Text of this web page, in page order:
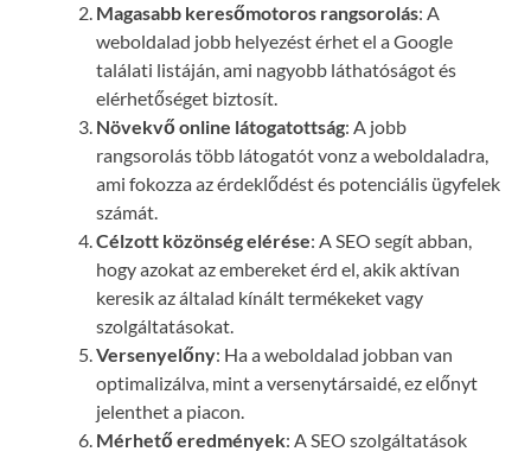
Magasabb keresőmotoros rangsorolás: A
weboldalad jobb helyezést érhet el a Google
találati listáján, ami nagyobb láthatóságot és
elérhetőséget biztosít.
Növekvő online látogatottság: A jobb
rangsorolás több látogatót vonz a weboldaladra,
ami fokozza az érdeklődést és potenciális ügyfelek
számát.
Célzott közönség elérése: A SEO segít abban,
hogy azokat az embereket érd el, akik aktívan
keresik az általad kínált termékeket vagy
szolgáltatásokat.
Versenyelőny: Ha a weboldalad jobban van
optimalizálva, mint a versenytársaidé, ez előnyt
jelenthet a piacon.
Mérhető eredmények: A SEO szolgáltatások